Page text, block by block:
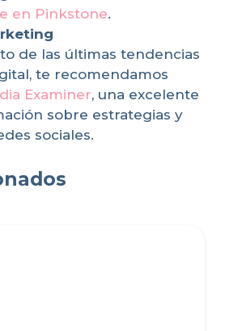
en Pinkstone.
de las últimas tendencias
te recomendamos
Examiner, una excelente
sobre estrategias y
sociales.